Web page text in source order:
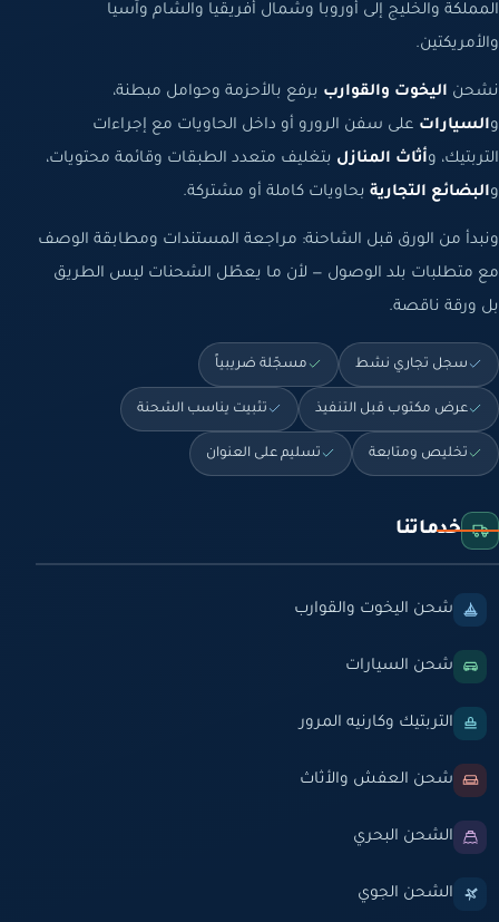
المملكة والخليج إلى أوروبا وشمال أفريقيا والشام وآسيا
والأمريكتين.
نشحن اليخوت والقوارب برفع بالأحزمة وحوامل مبطنة،
والسيارات على سفن الرورو أو داخل الحاويات مع إجراءات
التربتيك، وأثاث المنازل بتغليف متعدد الطبقات وقائمة محتويات،
والبضائع التجارية بحاويات كاملة أو مشتركة.
ونبدأ من الورق قبل الشاحنة: مراجعة المستندات ومطابقة الوصف
مع متطلبات بلد الوصول — لأن ما يعطّل الشحنات ليس الطريق
بل ورقة ناقصة.
سجل تجاري نشط مسجّلة ضريبياً
عرض مكتوب قبل التنفيذ تثبيت يناسب الشحنة
تخليص ومتابعة تسليم على العنوان
خدماتنا
شحن اليخوت والقوارب
شحن السيارات
التربتيك وكارنيه المرور
شحن العفش والأثاث
الشحن البحري
الشحن الجوي